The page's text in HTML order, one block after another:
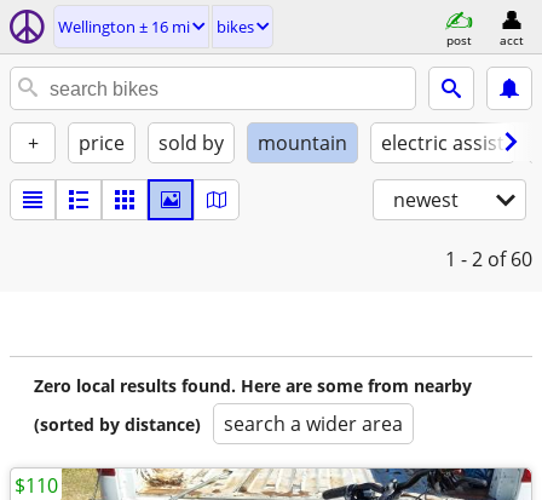
Wellington ± 16 mi bikes
post acct
+ price sold by mountain electric assist
newest
1 - 2 of 60
Zero local results found. Here are some from nearby
(sorted by distance)
search a wider area
$110